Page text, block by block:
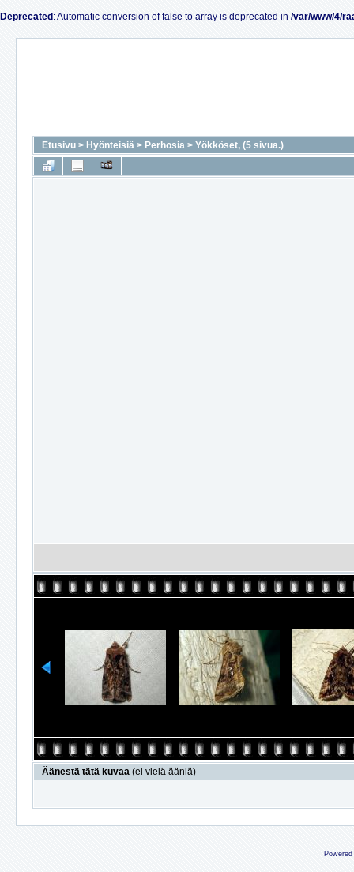
Deprecated : Automatic conversion of false to array is deprecated in /var/www/4/
Etusivu > Hyönteisiä > Perhosia > Yökköset, (5 sivua.)
Äänestä tätä kuvaa (ei vielä ääniä)